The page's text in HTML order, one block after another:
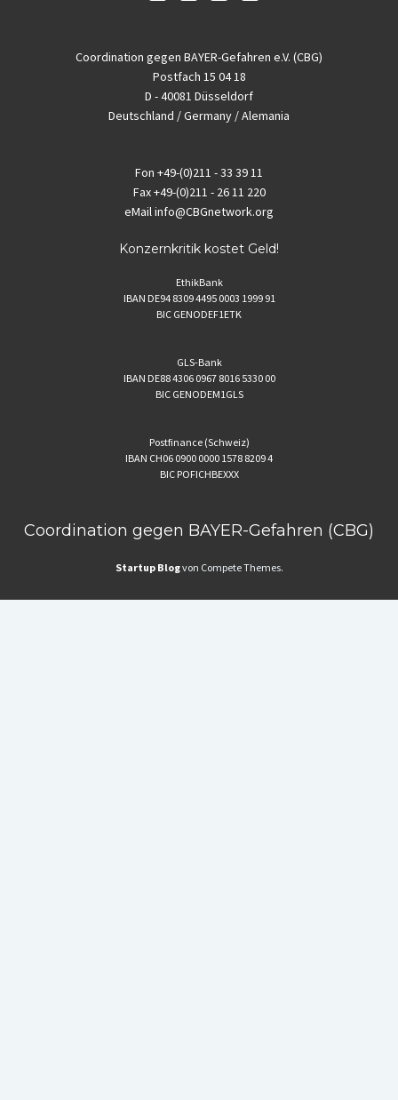
Coordination gegen BAYER-Gefahren e.V. (CBG)
Postfach 15 04 18
D - 40081 Düsseldorf
Deutschland / Germany / Alemania
Fon +49-(0)211 - 33 39 11
Fax+49-(0)211 - 26 11 220
eMailinfo@CBGnetwork.org
Konzernkritik kostet Geld!
EthikBank
IBAN DE94 8309 4495 0003 1999 91
BIC GENODEF1ETK
GLS-Bank
IBAN DE88 4306 0967 8016 5330 00
BIC GENODEM1GLS
Postfinance (Schweiz)
IBAN CH06 0900 0000 1578 8209 4
BIC POFICHBEXXX
Coordination gegen BAYER-Gefahren (CBG)
Startup Blogvon Compete Themes.